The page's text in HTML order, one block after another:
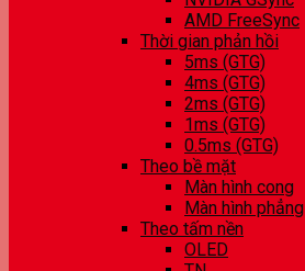
AMD FreeSync
Thời gian phản hồi
5ms (GTG)
4ms (GTG)
2ms (GTG)
1ms (GTG)
0.5ms (GTG)
Theo bề mặt
Màn hình cong
Màn hình phẳng
Theo tấm nền
OLED